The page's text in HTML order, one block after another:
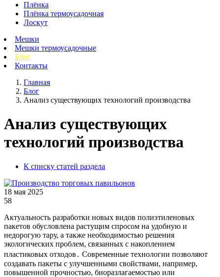
Плёнка
Плёнка термоусадочная
Лоскут
Мешки
Мешки термоусадочные
Блог
Контакты
Главная
Блог
Анализ существующих технологий производства
Анализ существующих
технологий производства
К списку статей раздела
18 мая 2025
58
Актуальность разработки новых видов полиэтиленовых
пакетов обусловлена растущим спросом на удобную и
недорогую тару, а также необходимостью решения
экологических проблем, связанных с накоплением
пластиковых отходов․ Современные технологии позволяют
создавать пакеты с улучшенными свойствами, например,
повышенной прочностью, биоразлагаемостью или